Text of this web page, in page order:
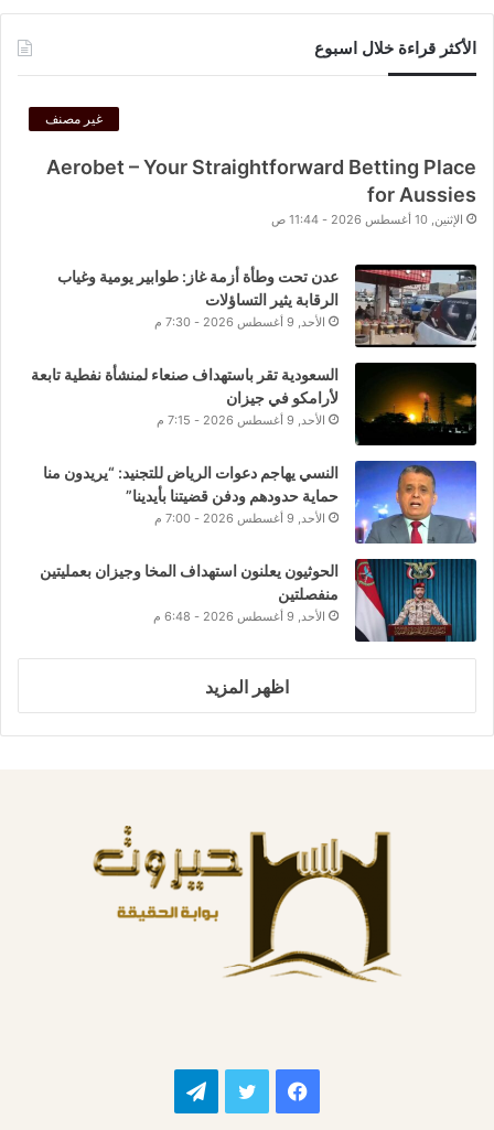
الأكثر قراءة خلال اسبوع
غير مصنف
Aerobet – Your Straightforward Betting Place
for Aussies
الإثنين, 10 أغسطس 2026 - 11:44 ص
عدن تحت وطأة أزمة غاز: طوابير يومية وغياب
الرقابة يثير التساؤلات
الأحد, 9 أغسطس 2026 - 7:30 م
السعودية تقر باستهداف صنعاء لمنشأة نفطية تابعة
لأرامكو في جيزان
الأحد, 9 أغسطس 2026 - 7:15 م
النسي يهاجم دعوات الرياض للتجنيد: “يريدون منا
حماية حدودهم ودفن قضيتنا بأيدينا”
الأحد, 9 أغسطس 2026 - 7:00 م
الحوثيون يعلنون استهداف المخا وجيزان بعمليتين
منفصلتين
الأحد, 9 أغسطس 2026 - 6:48 م
اظهر المزيد
فيسبوك تويتر تيلقرام